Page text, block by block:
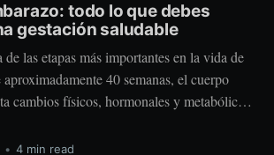
todo lo que debes
gestación saludable
las etapas más importantes en la vida de
40 semanas, el cuerpo
cambios físicos, hormonales y metabólicos
crear y sostener una nueva vida. Más allá de
requiere comer mejor, nutrir
• 4 min read